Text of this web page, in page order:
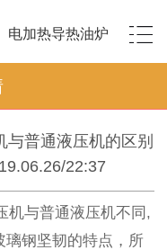
电加热导热油炉
普通液压机的区别
22:37
机与普通液压机不同,
璃钢坚韧的特点，所